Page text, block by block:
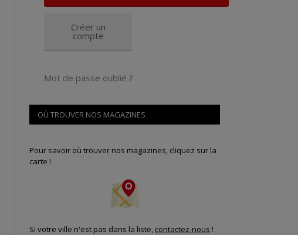
Créer un
compte
Mot de passe oublié ?
OÙ TROUVER NOS MAGAZINES
Pour savoir où trouver nos magazines, cliquez sur la
carte !
Si votre ville n'est pas dans la liste, contactez-nous !